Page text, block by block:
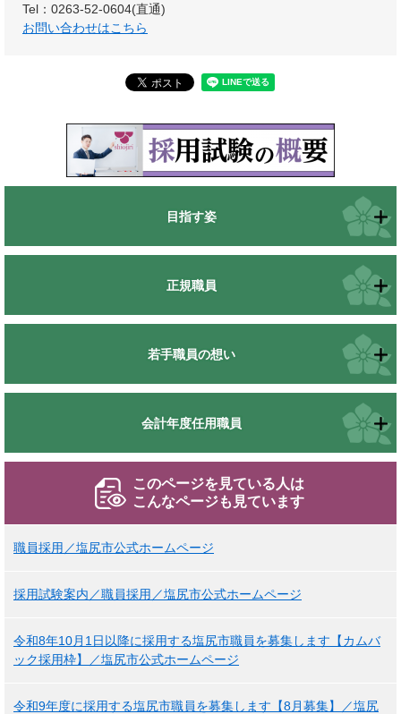
Tel：0263-52-0604(直通)
お問い合わせはこちら
目指す姿
正規職員
若手職員の想い
会計年度任用職員
このページを見ている人は
こんなページも見ています
職員採用／塩尻市公式ホームページ
採用試験案内／職員採用／塩尻市公式ホームページ
令和8年10月1日以降に採用する塩尻市職員を募集します【カムバ
ック採用枠】／塩尻市公式ホームページ
令和9年度に採用する塩尻市職員を募集します【8月募集】／塩尻